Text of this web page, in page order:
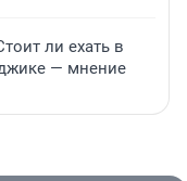
ли ехать в
— мнение